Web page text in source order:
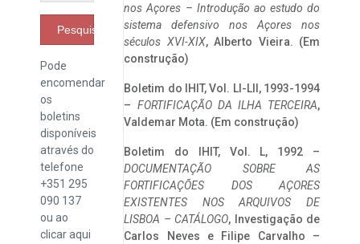
Pesquisar
Pode
encomendar
os
boletins
disponíveis
através do
telefone
+351 295
090 137
ou ao
clicaraqui
nos Açores – Introdução ao estudo do
sistema defensivo nos Açores nos
séculos XVI-XIX, Alberto Vieira. (Em
construção)
Boletim do IHIT, Vol. LI-LII, 1993-1994
– FORTIFICAÇÃO DA ILHA TERCEIRA,
Valdemar Mota. (Em construção)
Boletim do IHIT, Vol. L, 1992 –
DOCUMENTAÇÃO SOBRE AS
FORTIFICAÇÕES DOS AÇORES
EXISTENTES NOS ARQUIVOS DE
LISBOA – CATÁLOGO, Investigação de
Carlos Neves e Filipe Carvalho –